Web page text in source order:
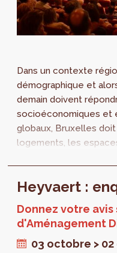
Dans un contexte
démographique et
demain doivent
socioéconomiques et
globaux, Bruxelles
logements, les
d’Aménagement
urbaine globale et
Heyvaert :
Donnez votre avis
d'Aménagement
03 octobre >